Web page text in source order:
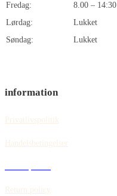
Fredag:
8.00 – 14:30
Lørdag:
Lukket
Søndag:
Lukket
information
Privatlivspolitik
Handelsbetingelser
Return policy